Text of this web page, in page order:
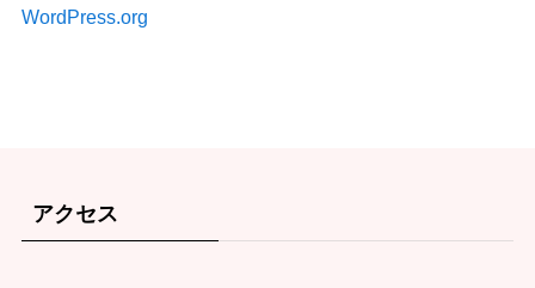
WordPress.org
アクセス